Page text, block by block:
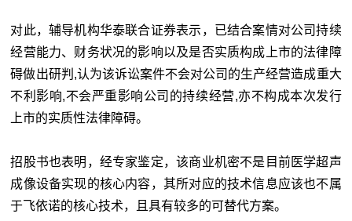
对此，辅导机构华泰联合证券表示，已结合案情对公司持续
经营能力、财务状况的影响以及是否实质构成上市的法律障
碍做出研判,认为该诉讼案件不会对公司的生产经营造成重大
不利影响,不会严重影响公司的持续经营,亦不构成本次发行
上市的实质性法律障碍。
招股书也表明，经专家鉴定，该商业机密不是目前医学超声
成像设备实现的核心内容，其所对应的技术信息应该也不属
于飞依诺的核心技术，且具有较多的可替代方案。